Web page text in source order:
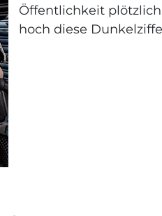
Öffentlichkeit
hoch diese